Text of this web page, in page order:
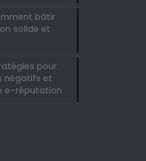
bâtir
solide et
pour
négatifs et
e-réputation